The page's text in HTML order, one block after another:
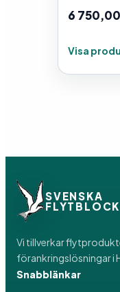
6 750,00
Visa
SVENSKA
Vi tillverkar
förankringslösningar i
Snabblänkar